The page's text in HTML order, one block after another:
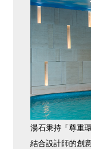
湯石秉持「尊重
結合設計師的創